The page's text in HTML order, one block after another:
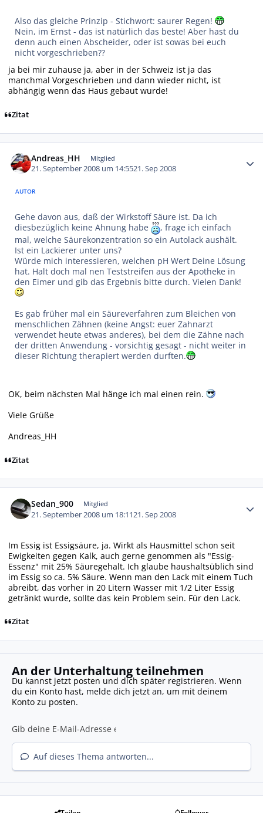
Also das gleiche Prinzip - Stichwort: saurer Regen!
Nein, im Ernst - das ist natürlich das beste! Aber hast du
denn auch einen Abscheider, oder ist sowas bei euch
nicht vorgeschrieben??
ja bei mir zuhause ja, aber in der Schweiz ist ja das
manchmal Vorgeschrieben und dann wieder nicht, ist
abhängig wenn das Haus gebaut wurde!
Zitat
Andreas_HH Mitglied
21. September 2008 um 14:5521. Sep 2008
AUTOR
Gehe davon aus, daß der Wirkstoff Säure ist. Da ich
diesbezüglich keine Ahnung habe
, frage ich einfach
mal, welche Säurekonzentration so ein Autolack aushält.
Ist ein Lackierer unter uns?
Würde mich interessieren, welchen pH Wert Deine Lösung
hat. Halt doch mal nen Teststreifen aus der Apotheke in
den Eimer und gib das Ergebnis bitte durch. Vielen Dank!
Es gab früher mal ein Säureverfahren zum Bleichen von
menschlichen Zähnen (keine Angst: euer Zahnarzt
verwendet heute etwas anderes), bei dem die Zähne nach
der dritten Anwendung - vorsichtig gesagt - nicht weiter in
dieser Richtung therapiert werden durften.
OK, beim nächsten Mal hänge ich mal einen rein.
Viele Grüße
Andreas_HH
Zitat
Sedan_900 Mitglied
21. September 2008 um 18:1121. Sep 2008
Im Essig ist Essigsäure, ja. Wirkt als Hausmittel schon seit
Ewigkeiten gegen Kalk, auch gerne genommen als "Essig-
Essenz" mit 25% Säuregehalt. Ich glaube haushaltsüblich sind
im Essig so ca. 5% Säure. Wenn man den Lack mit einem Tuch
abreibt, das vorher in 20 Litern Wasser mit 1/2 Liter Essig
getränkt wurde, sollte das kein Problem sein. Für den Lack.
Zitat
An der Unterhaltung teilnehmen
Du kannst jetzt posten und dich später registrieren. Wenn
du ein Konto hast, melde dich jetzt an, um mit deinem
Konto zu posten.
Auf dieses Thema antworten...